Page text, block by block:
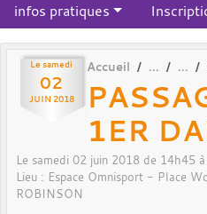
infos pratiques
Le samedi
02
JUIN 2018
Accueil
1ER
Le samedi 02 juin 2018 de 14h45
Lieu : Espace Omnisport - Place
ROBINSON